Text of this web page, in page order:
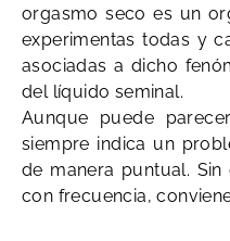
orgasmo seco es un
experimentas todas y
asociadas a dicho
del líquido seminal.
Aunque puede
siempre indica un
de manera puntual.
con frecuencia,